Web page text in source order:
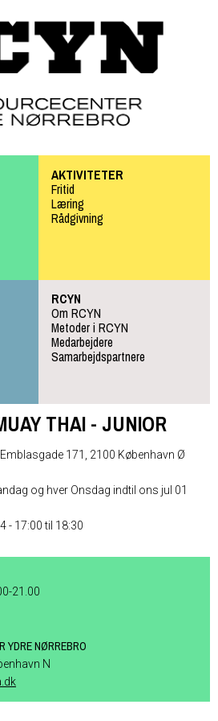
AKTIVITETER
Fritid
Læring
Rådgivning
RCYN
Om RCYN
Metoder i RCYN
Medarbejdere
Samarbejdspartnere
THAI - JUNIOR
171, 2100 København Ø
og hver Onsdag indtil ons jul 01
- 17:00til 18:30
21.00
YDRE NØRREBRO
N